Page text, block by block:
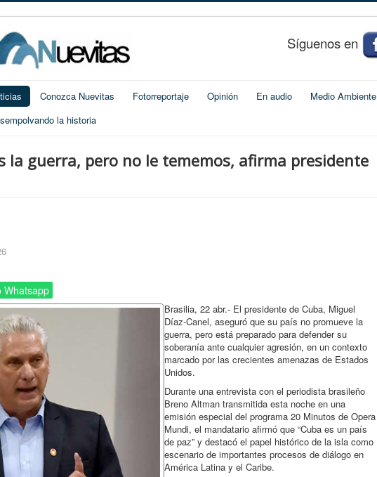
Síguenos en
Conozca Nuevitas Fotorreportaje Opinión En audio Medio Ambiente
la historia
la guerra, pero no le tememos, afirma presidente
Whatsapp
Brasilia, 22 abr.- El presidente de Cuba, Miguel
Díaz-Canel, aseguró que su país no promueve la
guerra, pero está preparado para defender su
soberanía ante cualquier agresión, en un contexto
marcado por las crecientes amenazas de Estados
Unidos.
Durante una entrevista con el periodista brasileño
Breno Altman transmitida esta noche en una
emisión especial del programa 20 Minutos de Opera
Mundi, el mandatario afirmó que “Cuba es un país
de paz” y destacó el papel histórico de la isla como
escenario de importantes procesos de diálogo en
América Latina y el Caribe.